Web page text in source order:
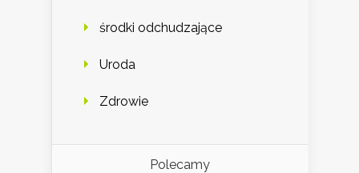
środki odchudzające
Uroda
Zdrowie
Polecamy